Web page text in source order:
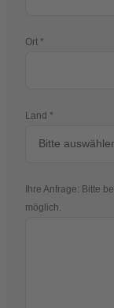
Ort
Land
Ihre Anfrage: Bitte
möglich.